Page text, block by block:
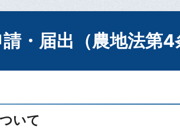
・届出（農地法第4
いて